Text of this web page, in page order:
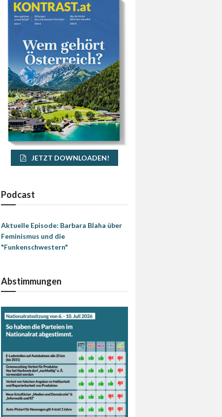
JETZT DOWNLOADEN!
Podcast
Aktuelle Episode: Barbara Blaha über
Feminismus und die
"Funkenschwestern"
Abstimmungen